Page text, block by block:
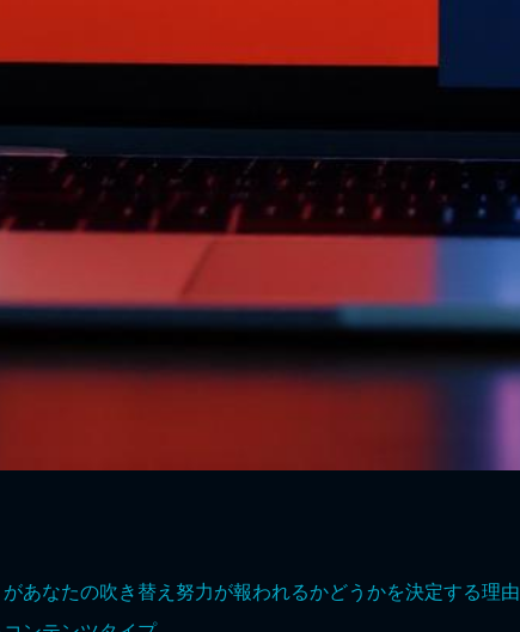
あなたの吹き替え努力が報われるかどうかを決定する理由